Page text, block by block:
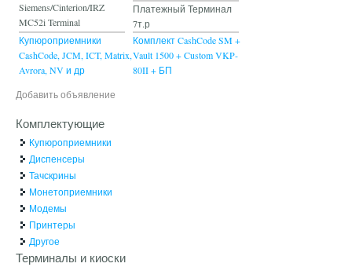
Siemens/Cinterion/IRZ
MC52i Terminal
Платежный Терминал
7т.р
Купюроприемники
CashCode, JCM, ICT, Matrix,
Avrora, NV и др
Комплект CashCode SM +
Vault 1500 + Custom VKP-
80II + БП
Добавить объявление
Комплектующие
Купюроприемники
Диспенсеры
Тачскрины
Монетоприемники
Модемы
Принтеры
Другое
Терминалы и киоски